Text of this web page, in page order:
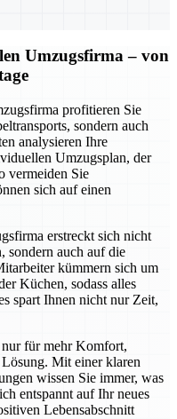
Umzugsfirma – von
profitieren Sie
sondern auch
analysieren Ihre
Umzugsplan, der
vermeiden Sie
sich auf einen
erstreckt sich nicht
sondern auch auf die
kümmern sich um
Küchen, sodass alles
spart Ihnen nicht nur Zeit,
für mehr Komfort,
Mit einer klaren
wissen Sie immer, was
entspannt auf Ihr neues
Lebensabschnitt